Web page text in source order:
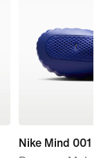
Nike Mind 001